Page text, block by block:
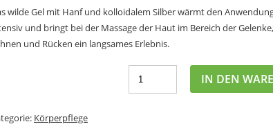
wilde Gel mit Hanf und kolloidalem Silber wärmt den
und bringt bei der Massage der Haut im Bereich der
und Rücken ein langsames Erlebnis.
IN DEN
Körperpflege